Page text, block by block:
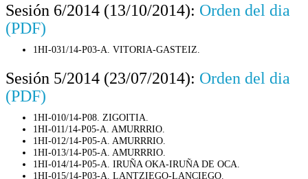
Sesión 6/2014 (13/10/2014): Orden del dia
(PDF)
1HI-031/14-P03-A. VITORIA-GASTEIZ.
Sesión 5/2014 (23/07/2014): Orden del dia
(PDF)
1HI-010/14-P08. ZIGOITIA.
1HI-011/14-P05-A. AMURRRIO.
1HI-012/14-P05-A. AMURRRIO.
1HI-013/14-P05-A. AMURRRIO.
1HI-014/14-P05-A. IRUÑA OKA-IRUÑA DE OCA.
1HI-015/14-P03-A. LANTZIEGO-LANCIEGO.